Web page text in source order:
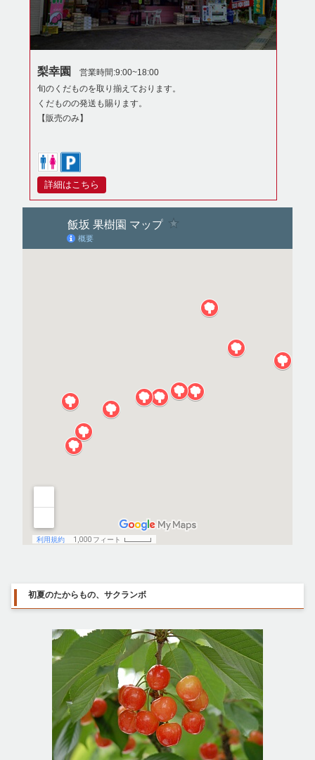
梨幸園
営業時間:9:00~18:00
旬のくだものを取り揃えております。
くだものの発送も賜ります。
【販売のみ】
詳細はこちら
初夏のたからもの、サクランボ